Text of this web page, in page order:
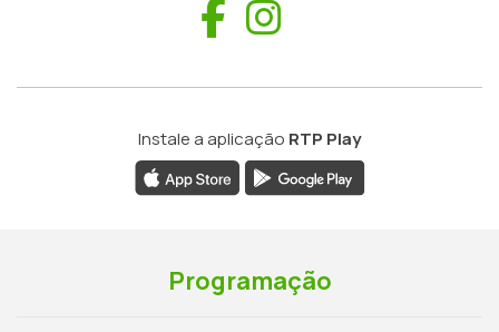
Facebook
Instale a aplicação RTP Play
Programação